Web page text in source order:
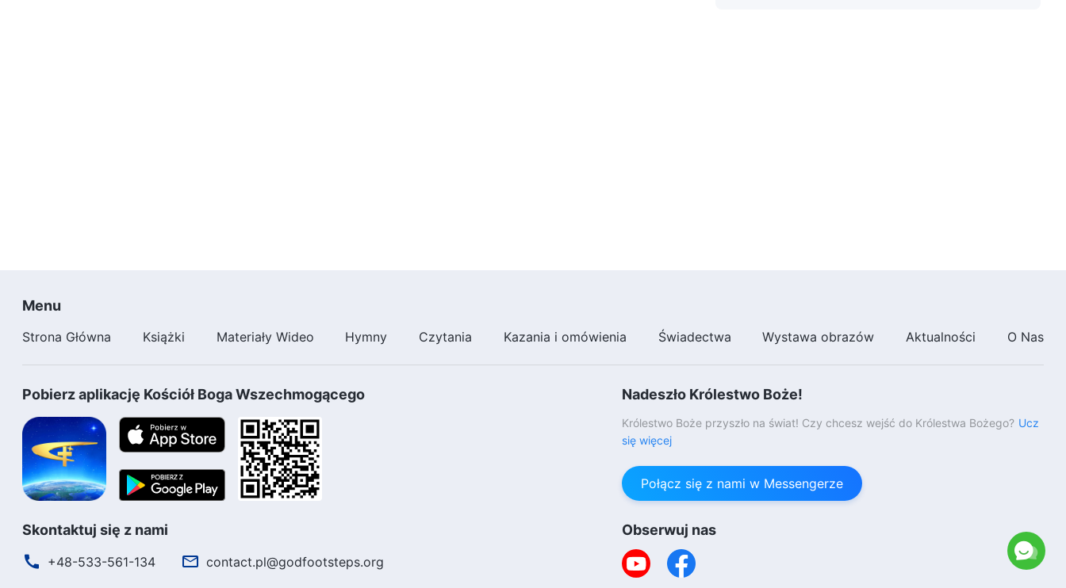
Menu
Strona Główna Książki Materiały Wideo Hymny Czytania Kazania i omówienia Świadectwa Wystawa obrazów Aktualności O Nas
Pobierz aplikację Kościół Boga Wszechmogącego
Skontaktuj się z nami
+48-533-561-134 contact.pl@godfootsteps.org
Nadeszło Królestwo Boże!
Królestwo Boże przyszło na świat! Czy chcesz wejść do Królestwa Bożego? Ucz
się więcej
Połącz się z nami w Messengerze
Obserwuj nas